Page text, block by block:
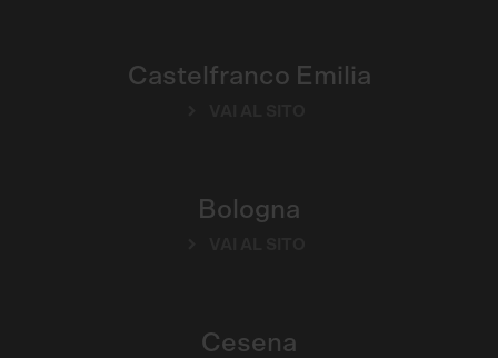
Castelfranco Emilia
Bologna
Cesena